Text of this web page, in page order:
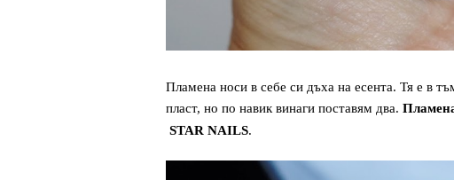
Пламена носи в себе си дъха на есента. Тя е в
пласт, но по навик винаги поставям два.
STAR NAILS.